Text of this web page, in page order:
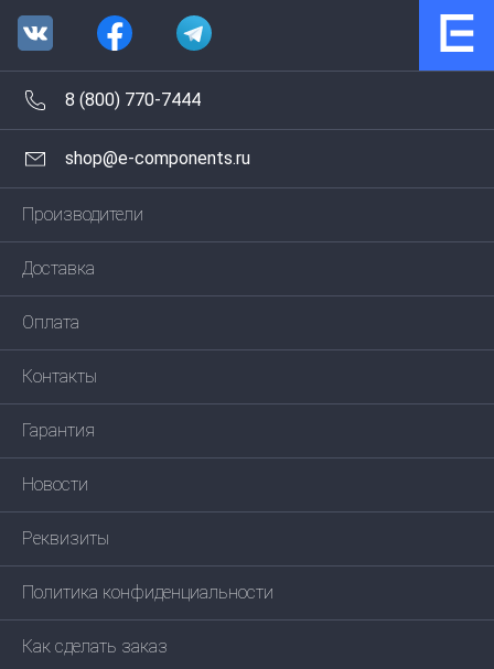
8 (800) 770-7444
shop@e-components.ru
Производители
Доставка
Оплата
Контакты
Гарантия
Новости
Реквизиты
Политика конфиденциальности
Как сделать заказ